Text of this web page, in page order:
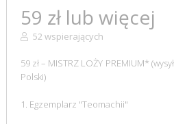
59 zł lub więcej
52 wspierających
59 zł – MISTRZ LOŻY PREMIUM*
Polski)
1. Egzemplarz "Teomachii"